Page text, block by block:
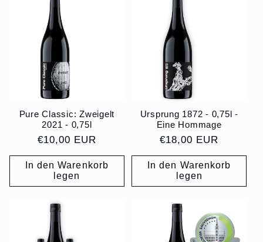
Pure Classic: Zweigelt
2021 - 0,75l
Normaler
Preis
€10,00 EUR
In den Warenkorb
legen
Ursprung 1872 - 0,75l -
Eine Hommage
Normaler
Preis
€18,00 EUR
In den Warenkorb
legen